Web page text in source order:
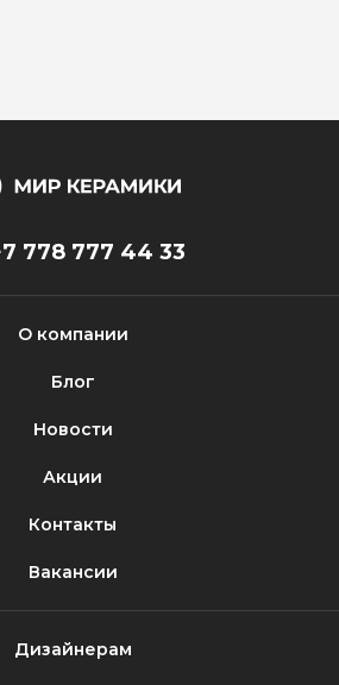
778 777 44 33
О компании
Блог
Новости
Акции
Контакты
Вакансии
Дизайнерам